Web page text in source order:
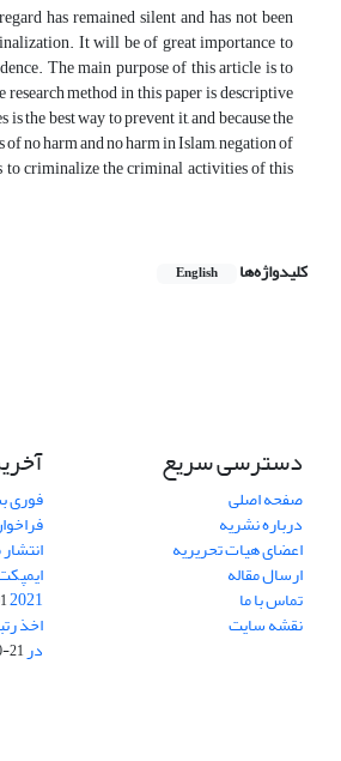
has remained silent and has not been
It will be of great importance to
The main purpose of this article is to
method in this paper is descriptive
best way to prevent it, and because the
no harm and no harm in Islam, negation of
to criminalize the criminal activities of this
کلیدواژه‌ها English
دسترسی سریع
صفحه اصلی
درباره نشریه
اعضای هیات تحریریه
ارسال مقاله
تماس با ما
نقشه سایت
فوری
2021
اخذ
در ISC21